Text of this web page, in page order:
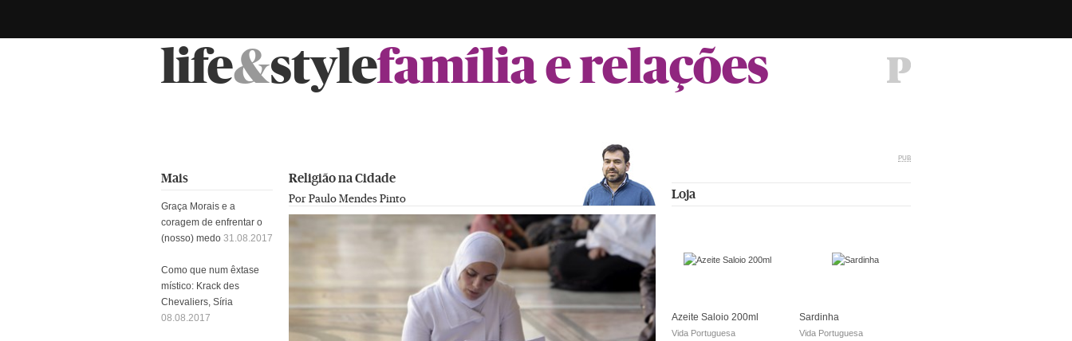
life&stylefamília e relações
Religião na Cidade
Por Paulo Mendes Pinto
Mais
Graça Morais e a
coragem de enfrentar o
(nosso) medo 31.08.2017
Como que num êxtase
místico: Krack des
Chevaliers, Síria
08.08.2017
PUB
Loja
Azeite Saloio 200ml
Vida Portuguesa
Sardinha
Vida Portuguesa